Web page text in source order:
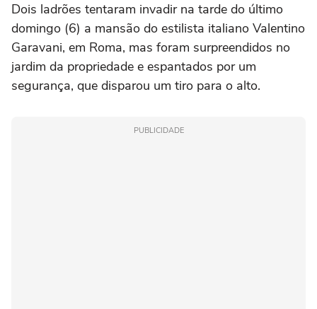
Dois ladrões tentaram invadir na tarde do último
domingo (6) a mansão do estilista italiano Valentino
Garavani, em Roma, mas foram surpreendidos no
jardim da propriedade e espantados por um
segurança, que disparou um tiro para o alto.
PUBLICIDADE